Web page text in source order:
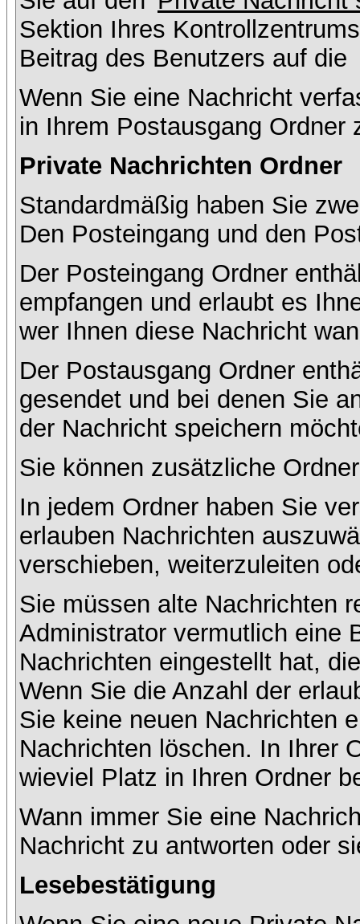
Sektion Ihres
Beitrag des Benutzers auf die
Wenn Sie eine Nachricht
in Ihrem Postausgang Ordner
Private Nachrichten Ordner
Standardmäßig haben Sie
Den Posteingang und den
Der Posteingang Ordner
empfangen und erlaubt es
wer Ihnen diese Nachricht
Der Postausgang Ordner
gesendet und bei denen Sie
der Nachricht speichern
Sie können zusätzliche
In jedem Ordner haben Sie
erlauben Nachrichten
verschieben, weiterzuleiten
Sie müssen alte Nachrichten
Administrator vermutlich eine
Nachrichten eingestellt hat,
Wenn Sie die Anzahl der
Sie keine neuen Nachrichten
Nachrichten löschen. In Ihrer
wieviel Platz in Ihren Ordner
Wann immer Sie eine
Nachricht zu antworten oder
Lesebestätigung